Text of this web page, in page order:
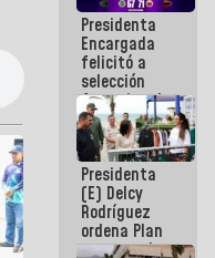
Presidenta
Encargada
felicitó a
selección
femenina de
baloncesto
por su
clasificación
a la
AmeriCup
2027
Presidenta
(E) Delcy
Rodríguez
ordena Plan
maestro de